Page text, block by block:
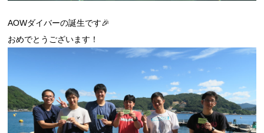
AOWダイバーの誕生です🎉
おめでとうございます！